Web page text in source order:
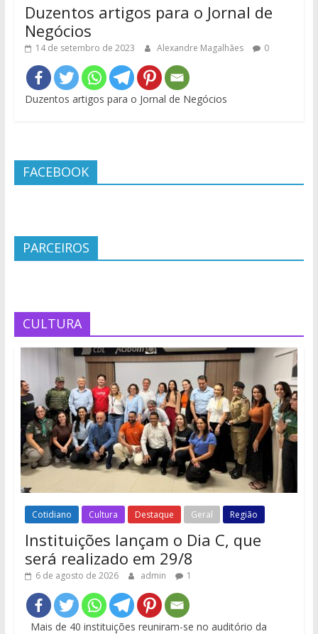
Duzentos artigos para o Jornal de
Negócios
14 de setembro de 2023 Alexandre Magalhães 0
Duzentos artigos para o Jornal de Negócios
FACEBOOK
PARCEIROS
CULTURA
Cotidiano Cultura Destaque Geral Região
Instituições lançam o Dia C, que
será realizado em 29/8
6 de agosto de 2026 admin 1
Mais de 40 instituições reuniram-se no auditório da